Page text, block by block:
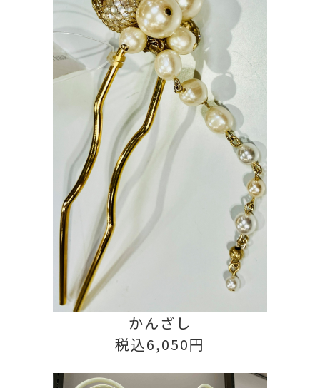
かんざし
税込6,050円